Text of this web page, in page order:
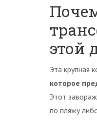
этой
Эта крупная
которое
Этот
по пляжу